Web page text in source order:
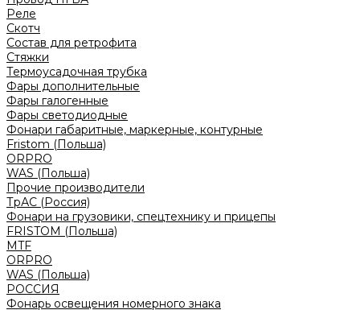
Реле
Скотч
Состав для ретрофита
Стяжки
Термоусадочная трубка
Фары дополнительные
Фары галогенные
Фары светодиодные
Фонари габаритные, маркерные, контурные
Fristom (Польша)
ORPRO
WAS (Польша)
Прочие производители
ТрАС (Россия)
Фонари на грузовики, спецтехнику и прицепы
FRISTOM (Польша)
MTF
ORPRO
WAS (Польша)
РОССИЯ
Фонарь освещения номерного знака